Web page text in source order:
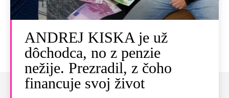
ANDREJ KISKA je už
dôchodca, no z penzie
nežije. Prezradil, z čoho
financuje svoj život